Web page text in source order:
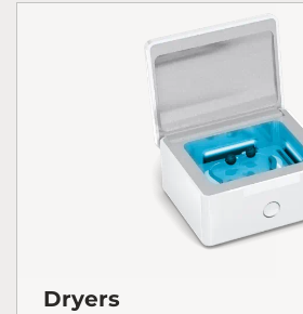
Dryers